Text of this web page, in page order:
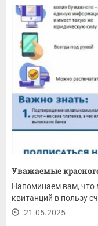
Уважаемые
Напоминаем вам, что
квитанций в пользу
21.05.2025